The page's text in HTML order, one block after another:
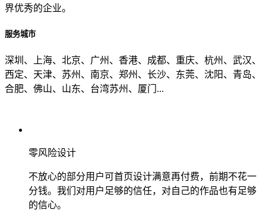
界优秀的企业。
服务城市
深圳、上海、北京、广州、香港、成都、重庆、杭州、武汉、
西定、天津、苏州、南京、郑州、长沙、东莞、沈阳、青岛、
合肥、佛山、山东、台湾苏州、厦门...
零风险设计
不放心的部分用户可首页设计满意再付费，前期不花一
分钱。我们对用户足够的信任，对自己的作品也有足够
的信心。